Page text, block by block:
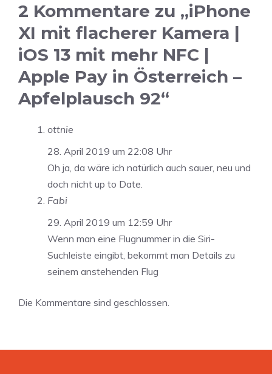
2 Kommentare zu „iPhone
XI mit flacherer Kamera |
iOS 13 mit mehr NFC |
Apple Pay in Österreich –
Apfelplausch 92“
ottnie
28. April 2019 um 22:08 Uhr
Oh ja, da wäre ich natürlich auch sauer, neu und
doch nicht up to Date.
Fabi
29. April 2019 um 12:59 Uhr
Wenn man eine Flugnummer in die Siri-
Suchleiste eingibt, bekommt man Details zu
seinem anstehenden Flug
Die Kommentare sind geschlossen.